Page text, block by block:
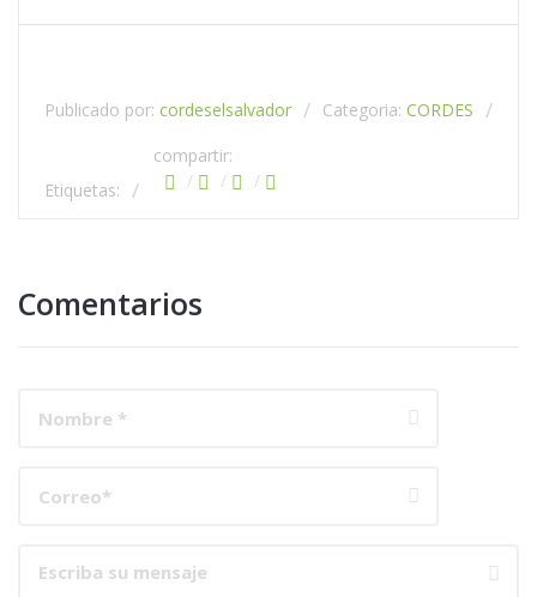
Publicado por: cordeselsalvador Categoria: CORDES
Etiquetas:
compartir:
Comentarios